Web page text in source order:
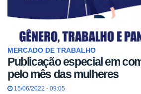
MERCADO DE TRABALHO
Publicação especial em
pelo mês das mulheres
15/06/2022 - 09:05